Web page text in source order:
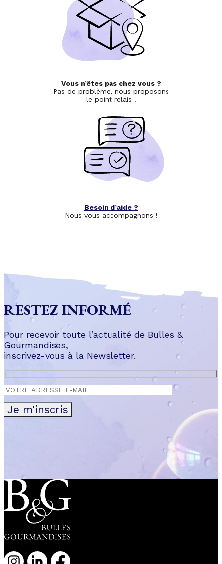
Vous n’êtes pas chez vous ?
Pas de problème, nous proposons
le point relais !
Besoin d’aide ?
Nous vous accompagnons !
RESTEZ INFORMÉ
Pour recevoir toute l’actualité de Bulles &
Gourmandises,
inscrivez-vous à la Newsletter.
Je m'inscris